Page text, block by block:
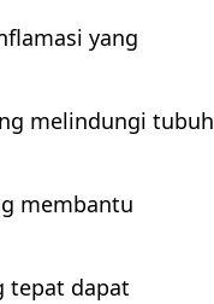
yang
melindungi tubuh
membantu
tepat dapat